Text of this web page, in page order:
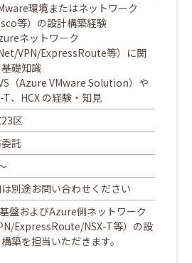
環境またはネットワーク
等）の設計構築経験
ネットワーク
VPN/ExpressRoute等）に関
礎知識
（Azure VMware Solution）や
T、HCX の経験・知見
区
託
別途お問い合わせください
盤およびAzure側ネットワーク
ExpressRoute/NSX-T等）の設
築を担当いただきます。